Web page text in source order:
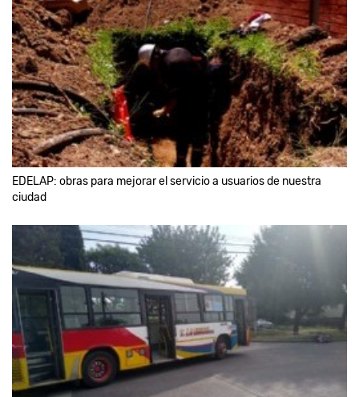
EDELAP: obras para mejorar el servicio a usuarios de nuestra
ciudad